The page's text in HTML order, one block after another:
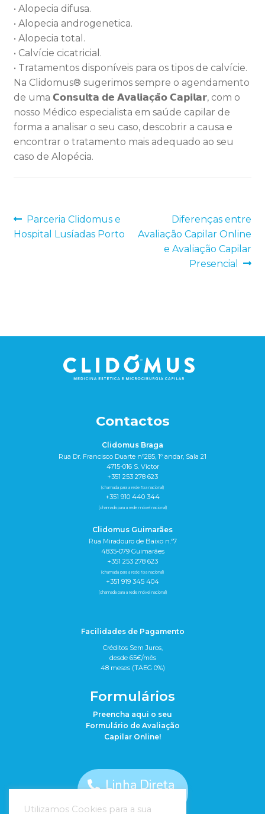
• Alopecia difusa.
• Alopecia androgenetica.
• Alopecia total.
• Calvície cicatricial.
• Tratamentos disponíveis para os tipos de calvície.
Na Clidomus® sugerimos sempre o agendamento
de uma 𝗖𝗼𝗻𝘀𝘂𝗹𝘁𝗮 𝗱𝗲 𝗔𝘃𝗮𝗹𝗶𝗮𝗰̧𝗮̃𝗼 𝗖𝗮𝗽𝗶𝗹𝗮𝗿, com o
nosso Médico especialista em saúde capilar de
forma a analisar o seu caso, descobrir a causa e
encontrar o tratamento mais adequado ao seu
caso de Alopécia.
Parceria Clidomus e
Hospital Lusíadas Porto
Diferenças entre
Avaliação Capilar Online
e Avaliação Capilar
Presencial
Contactos
Clidomus Braga
Rua Dr. Francisco Duarte nº285, 1º andar, Sala 21
4715-016 S. Victor
+351 253 278 623
(chamada para a rede fixa nacional)
+351 910 440 344
(chamada para a rede móvel nacional)
Clidomus Guimarães
Rua Miradouro de Baixo n.º7
4835-079 Guimarães
+351 253 278 623
(chamada para a rede fixa nacional)
+351 919 345 404
(chamada para a rede móvel nacional)
Facilidades de Pagamento
Créditos Sem Juros,
desde 65€/mês
48 meses (TAEG 0%)
Formulários
Preencha aqui o seu
Formulário de Avaliação
Capilar Online!
Linha Direta
Utilizamos Cookies para a sua